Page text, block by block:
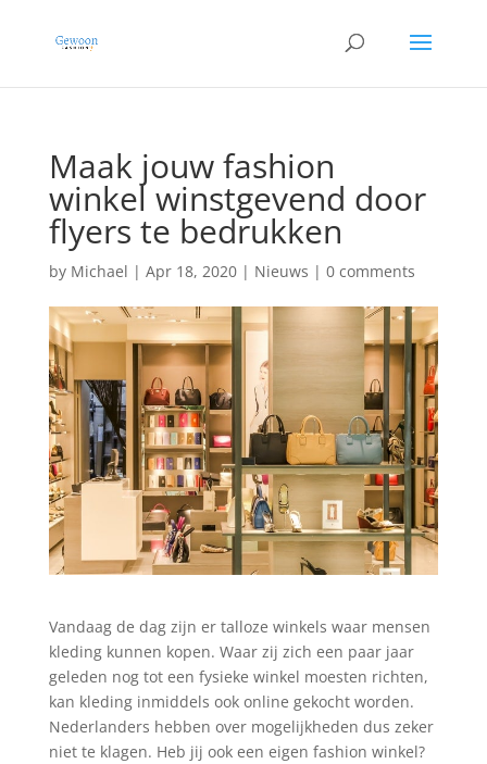
Maak jouw fashion
winkel winstgevend door
flyers te bedrukken
by Michael | Apr 18, 2020| Nieuws | 0 comments
Vandaag de dag zijn er talloze winkels waar mensen
kleding kunnen kopen. Waar zij zich een paar jaar
geleden nog tot een fysieke winkel moesten richten,
kan kleding inmiddels ook online gekocht worden.
Nederlanders hebben over mogelijkheden dus zeker
niet te klagen. Heb jij ook een eigen fashion winkel?